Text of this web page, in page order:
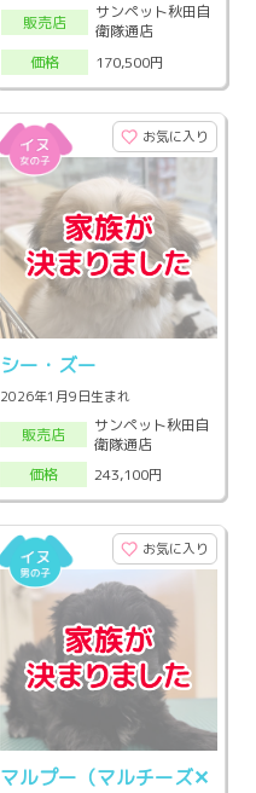
販売店
サンペット秋田自
衛隊通店
価格
170,500円
お気に入り
シー・ズー
2026年1月9日生まれ
販売店
サンペット秋田自
衛隊通店
価格
243,100円
お気に入り
マルプー（マルチーズ‪✕‬